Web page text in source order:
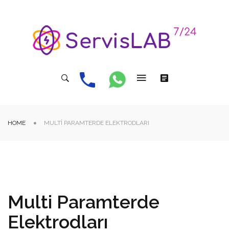
HOME MULTI PARAMTERDE ELEKTRODLARI
Multi Paramterde
Elektrodları